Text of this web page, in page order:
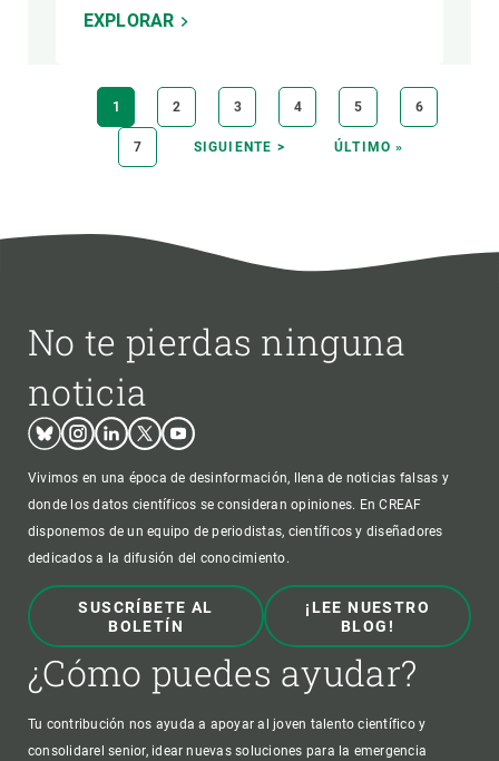
EXPLORAR
PaginaciónPÁGINA
ACTUAL
1 PÁGINA
2 PÁGINA
3 PÁGINA
4 PÁGINA
5 PÁGINA
6
PÁGINA
7
SIGUIENTE
SIGUIENTE >
ÚLTIMA
ÚLTIMO »
No te pierdas ninguna
noticia
BlueskyInstagram
LinkedinTwitterYoutube
Vivimos en una época de desinformación, llena de noticias falsas y
donde los datos científicos se consideran opiniones. En CREAF
disponemos de un equipo de periodistas, científicos y diseñadores
dedicados a la difusión del conocimiento.
SUSCRÍBETE AL
BOLETÍN
¡LEE NUESTRO
BLOG!
¿Cómo puedes ayudar?
Tu contribución nos ayuda a apoyar al joven talento científico y
consolidarel senior, idear nuevas soluciones para la emergencia